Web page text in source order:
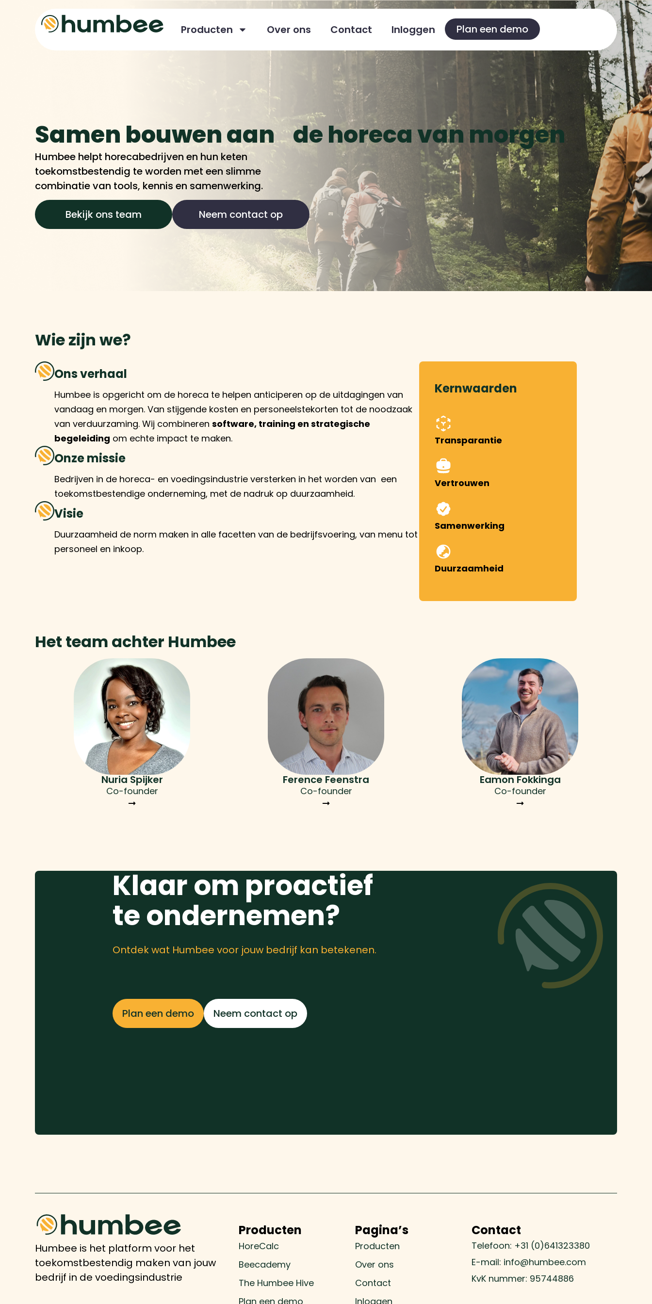
Producten Over ons Contact Inloggen Plan een demo
Samen bouwen aan de horeca van morgen
Humbee helpt horecabedrijven en hun keten
toekomstbestendig te worden met een slimme
combinatie van tools, kennis en samenwerking.
Bekijk ons team Neem contact op
Wie zijn we?
Ons verhaal
Humbee is opgericht om de horeca te helpen anticiperen op de uitdagingen van
vandaag en morgen. Van stijgende kosten en personeelstekorten tot de noodzaak
van verduurzaming. Wij combineren software, training en strategische
begeleiding om echte impact te maken.
Onze missie
Bedrijven in de horeca- en voedingsindustrie versterken in het worden van een
toekomstbestendige onderneming, met de nadruk op duurzaamheid.
Visie
Duurzaamheid de norm maken in alle facetten van de bedrijfsvoering, van menu tot
personeel en inkoop.
Kernwaarden
Transparantie
Vertrouwen
Samenwerking
Duurzaamheid
Het team achter Humbee
Nuria Spijker
Co-founder
Ference Feenstra
Co-founder
Eamon Fokkinga
Co-founder
Klaar om proactief
te ondernemen?
Ontdek wat Humbee voor jouw bedrijf kan betekenen.
Plan een demo Neem contact op
Humbee is het platform voor het
toekomstbestendig maken van jouw
bedrijf in de voedingsindustrie
Producten
HoreCalc
Beecademy
The Humbee Hive
Plan een demo
Pagina’s
Producten
Over ons
Contact
Inloggen
Contact
Telefoon: +31 (0)641323380
E-mail: info@humbee.com
KvK nummer: 95744886